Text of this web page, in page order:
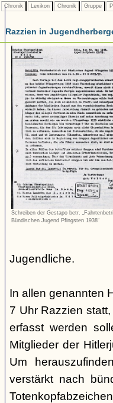
Chronik Lexikon Chronik Gruppe
Razzien in
Schreiben der Gestapo betr.
Bündischen Jugend Pfingsten 1938“
Jugendliche.
In allen genannten
7 Uhr Razzien
erfasst werden
Mitglieder der
Um
verstärkt nach